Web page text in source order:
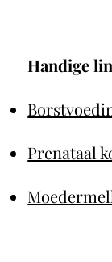
Handige
Prenataal